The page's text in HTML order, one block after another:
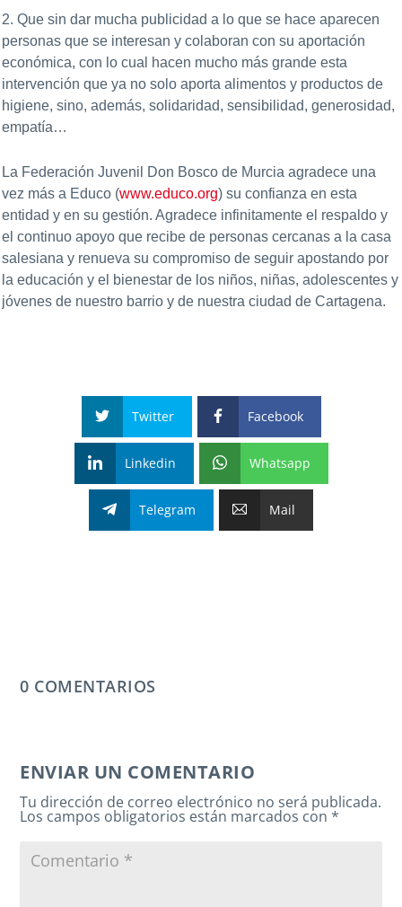
2. Que sin dar mucha publicidad a lo que se hace aparecen
personas que se interesan y colaboran con su aportación
económica, con lo cual hacen mucho más grande esta
intervención que ya no solo aporta alimentos y productos de
higiene, sino, además, solidaridad, sensibilidad, generosidad,
empatía…
La Federación Juvenil Don Bosco de Murcia agradece una
vez más a Educo (www.educo.org) su confianza en esta
entidad y en su gestión. Agradece infinitamente el respaldo y
el continuo apoyo que recibe de personas cercanas a la casa
salesiana y renueva su compromiso de seguir apostando por
la educación y el bienestar de los niños, niñas, adolescentes y
jóvenes de nuestro barrio y de nuestra ciudad de Cartagena.
Twitter Facebook
Linkedin Whatsapp
Telegram Mail
0 COMENTARIOS
ENVIAR UN COMENTARIO
Tu dirección de correo electrónico no será publicada.
Los campos obligatorios están marcados con*